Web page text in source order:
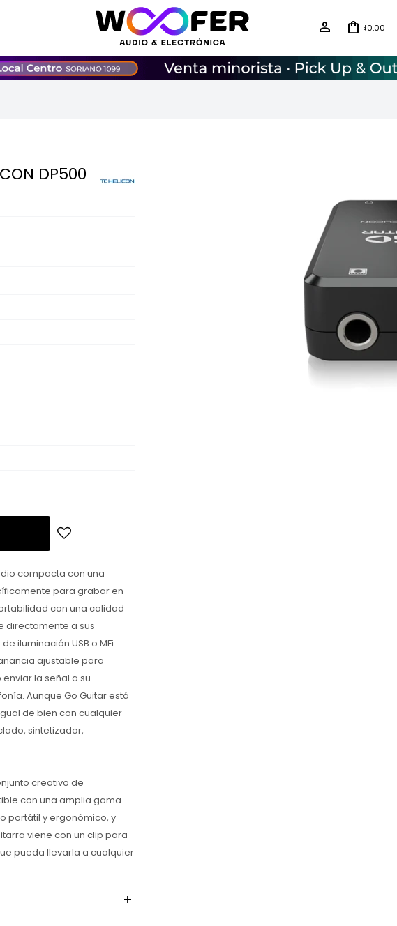
$0,00
DP500
compacta con una
para grabar en
con una calidad
directamente a sus
iluminación USB o MFi.
ajustable para
la señal a su
Aunque Go Guitar está
de bien con cualquier
sintetizador,
creativo de
con una amplia gama
portátil y ergonómico, y
viene con un clip para
pueda llevarla a cualquier